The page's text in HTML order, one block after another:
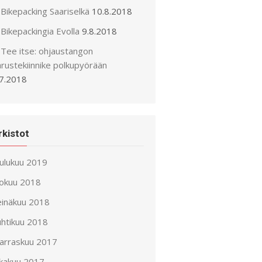
Bikepacking Saariselkä 10.8.2018
Bikepackingia Evolla 9.8.2018
Tee itse: ohjaustangon
polkupyörään
2019
2018
2018
2018
2017